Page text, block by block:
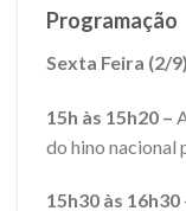
Programação
Sexta Feira (2/
15h às 15h20 –
do hino nacional
15h30 às 16h30